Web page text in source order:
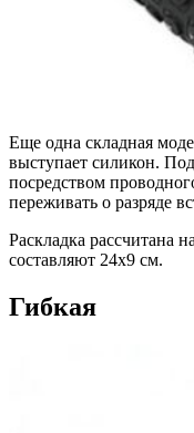
Еще одна складная
выступает силикон.
посредством
переживать о разряде
Раскладка рассчитана
составляют 24х9 см.
Гибкая